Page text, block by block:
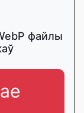
файлы